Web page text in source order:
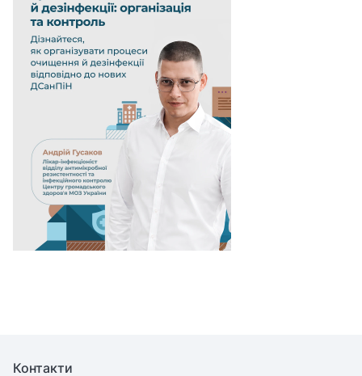
Контакти